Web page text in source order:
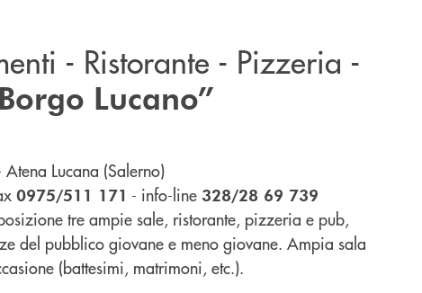
- Ristorante - Pizzeria -
Lucano”
Lucana (Salerno)
0975/511 171 - info-line 328/28 69 739
tre ampie sale, ristorante, pizzeria e pub,
del pubblico giovane e meno giovane. Ampia sala
(battesimi, matrimoni, etc.).